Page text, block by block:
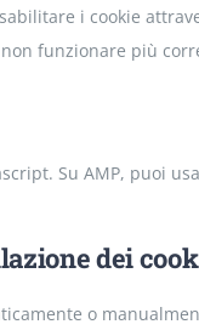
i cookie
funzionare più
Su AMP, puoi
dei
o